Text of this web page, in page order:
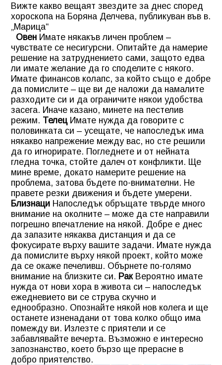
Вижте какво вещаят звездите за днес според
хороскопа на Боряна Делчева, публикуван във в.
„Марица“
Овен Имате някакъв личен проблем –
чувствате се несигурсни. Опитайте да намерие
решение на затруднението сами, защото едва
ли имате желание да го споделите с някого.
Имате финансов колапс, за който също е добре
да помислите – ще ви де наложи да намалите
разходите си и да ограничите някои удобства
засега. Иначе казано, минете на пестелив
режим. ТелецИмате нужда да говорите с
половинката си – усещате, че напоследък има
някакво напрежение между вас, но сте решили
да го игнорирате. Погледнете и от нейната
гледна точка, стойте далеч от конфликти. Ще
мине време, докато намерите решение на
проблема, затова бъдете по-внимателни. Не
правете резки движения и бъдете умерени.
Близнаци Напоследък обръщате твърде много
внимание на околните – може да сте направили
погрешно впечатление на някой. Добре е днес
да запазите някаква дистанция и да се
фокусирате върху вашите задачи. Имате нужда
да помислите върху някой проект, който може
да се окаже печеливш. Обърнете по-голямо
внимание на близките си. РакВероятно имате
нужда от нови хора в живота си – напоследък
ежедневието ви се струва скучно и
еднообразно. Опознайте някой нов колега и ще
останете изненадани от това колко общо има
помежду ви. Излезте с приятели и се
забавлявайте вечерта. Възможно е интересно
запознанство, което бързо ще прерасне в
добро приятелство.